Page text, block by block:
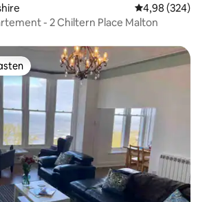
Gemiddelde
4,98 (324)
- 2 Chiltern Place Malton